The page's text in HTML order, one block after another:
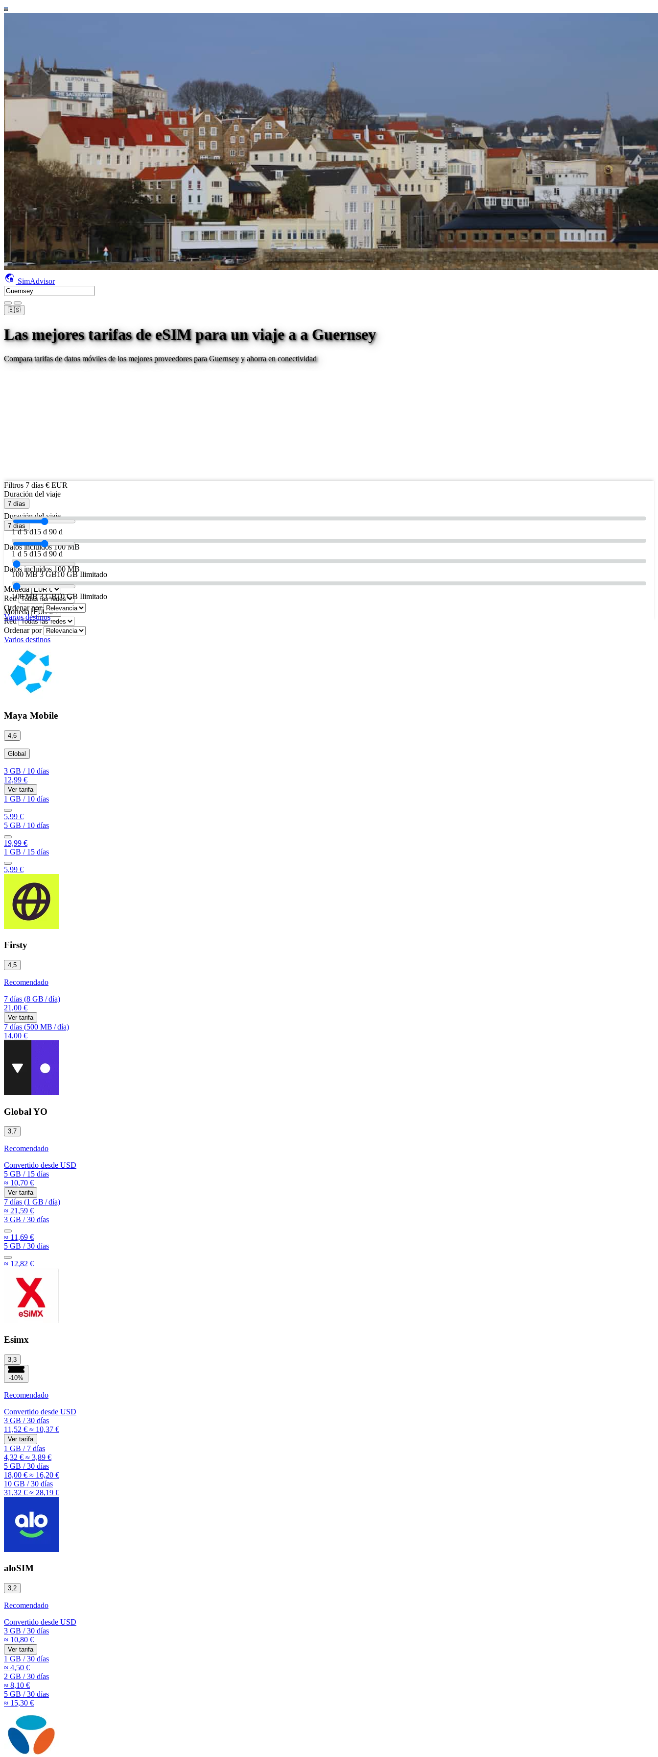
SimAdvisor
🇪🇸
Las mejores tarifas de eSIM para un viaje aa Guernsey
Compara tarifas de datos móviles de los mejores proveedores paraGuernseyy ahorra en conectividad
Filtros 7 días € EUR
Duración del viaje
7 días
1 d 5 d15 d 90 d
Datos incluidos 100 MB
100 MB 3 GB10 GB Ilimitado
Moneda
Red
Ordenar por
Varios destinos
Duración del viaje
7 días
1 d 5 d15 d 90 d
Datos incluidos 100 MB
100 MB 3 GB10 GB Ilimitado
Moneda
Red
Ordenar por
Varios destinos
Maya Mobile
4,6
Global
3 GB /10 días
12,99 €
Ver tarifa
1 GB /10 días
5,99 €
5 GB /10 días
19,99 €
1 GB /15 días
5,99 €
Firsty
4,5
Recomendado
7 días (8 GB /día)
21,00 €
Ver tarifa
7 días (500 MB /día)
14,00 €
Global YO
3,7
Recomendado
Convertido desde USD
5 GB /15 días
≈ 10,70 €
Ver tarifa
7 días (1 GB /día)
≈ 21,59 €
3 GB /30 días
≈ 11,69 €
5 GB /30 días
≈ 12,82 €
Esimx
3,3
-10%
Recomendado
Convertido desde USD
3 GB /30 días
11,52 € ≈ 10,37 €
Ver tarifa
1 GB /7 días
4,32 € ≈ 3,89 €
5 GB /30 días
18,00 € ≈ 16,20 €
10 GB /30 días
31,32 € ≈ 28,19 €
aloSIM
3,2
Recomendado
Convertido desde USD
3 GB /30 días
≈ 10,80 €
Ver tarifa
1 GB /30 días
≈ 4,50 €
2 GB /30 días
≈ 8,10 €
5 GB /30 días
≈ 15,30 €